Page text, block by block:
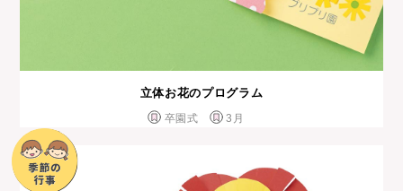
立体お花のプログラム
卒園式 3月